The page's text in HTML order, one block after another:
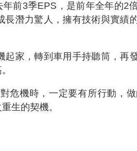
前3季EPS，是前年全年的2
潛力驚人，擁有技術與實績
家，轉到車用手持聽筒，再
危機時，一定要有所行動，
生的契機。